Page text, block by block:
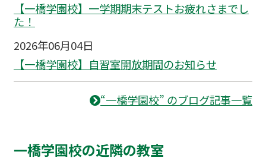
【一橋学園校】一学期期末テストお疲れさまでし
た！
2026年06月04日
【一橋学園校】自習室開放期間のお知らせ
“一橋学園校” のブログ記事一覧
一橋学園校の近隣の教室